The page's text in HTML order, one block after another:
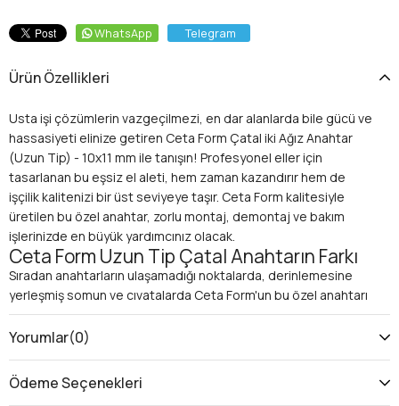
WhatsApp Telegram
Ürün Özellikleri
Usta işi çözümlerin vazgeçilmezi, en dar alanlarda bile gücü ve
hassasiyeti elinize getiren Ceta Form Çatal iki Ağız Anahtar
(Uzun Tip) - 10x11 mm ile tanışın! Profesyonel eller için
tasarlanan bu eşsiz el aleti, hem zaman kazandırır hem de
işçilik kalitenizi bir üst seviyeye taşır. Ceta Form kalitesiyle
üretilen bu özel anahtar, zorlu montaj, demontaj ve bakım
işlerinizde en büyük yardımcınız olacak.
Ceta Form Uzun Tip Çatal Anahtarın Farkı
Sıradan anahtarların ulaşamadığı noktalarda, derinlemesine
yerleşmiş somun ve cıvatalarda Ceta Form'un bu özel anahtarı
devreye girer.Uzun tip tasarımısayesinde, erişim mesafesini
artırarak iş yükünüzü hafifletir ve bileğinize binen baskıyı
işleri fark etmeksizin, her profesyonelin takım çantasında
bulunması gereken bir mucize!
Yorumlar(0)
Ödeme Seçenekleri